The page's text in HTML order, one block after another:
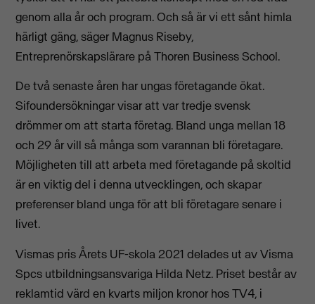
genom alla år och program. Och så är vi ett sånt himla
härligt gäng, säger Magnus Riseby,
Entreprenörskapslärare på Thoren Business School.
De två senaste åren har ungas företagande ökat.
Sifoundersökningar visar att var tredje svensk
drömmer om att starta företag. Bland unga mellan 18
och 29 år vill så många som varannan bli företagare.
Möjligheten till att arbeta med företagande på skoltid
är en viktig del i denna utvecklingen, och skapar
preferenser bland unga för att bli företagare senare i
livet.
Vismas pris Årets UF-skola 2021 delades ut av Visma
Spcs utbildningsansvariga Hilda Netz. Priset består av
reklamtid värd en kvarts miljon kronor hos TV4, i